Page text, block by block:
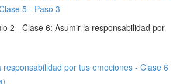
5 - Paso 3
2 - Clase 6: Asumir la responsabilidad por
responsabilidad por tus emociones - Clase 6